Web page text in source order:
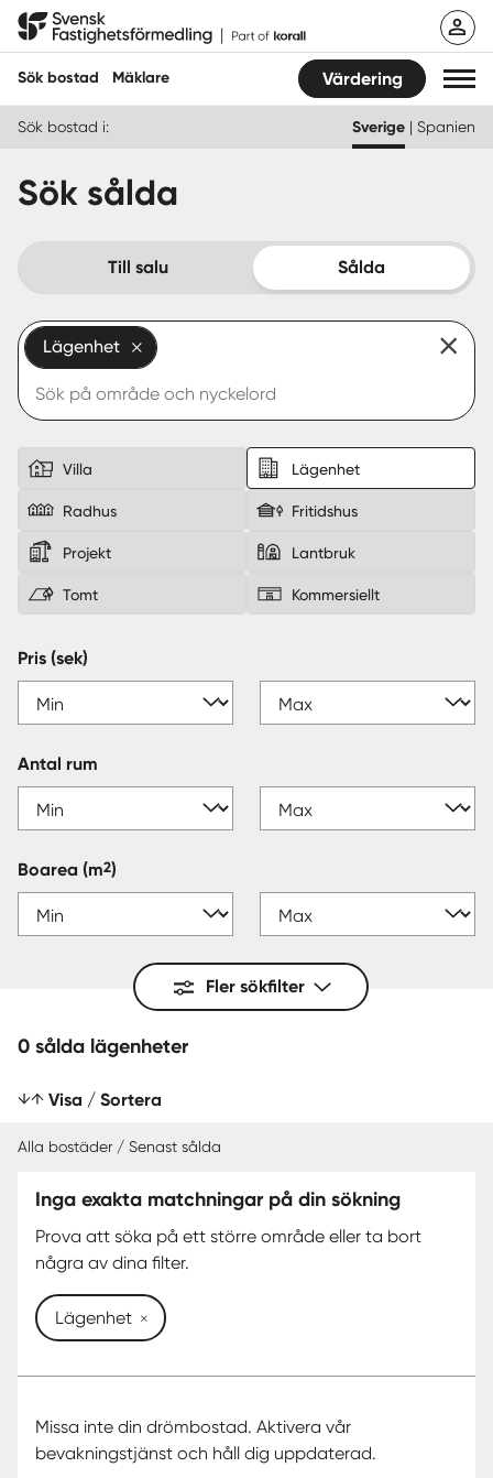
Hoppa
Svensk Fastighetsförmedling
Sök bostad Mäklare Värdering
Hitta mäklare
Köpa
Guider
Start
Logga in
Sverige|Spanien
Sök bostad i: Sverige | Spanien
Sök sålda
Till salu Sålda
Lägenhet
Villa Lägenhet
Radhus Fritidshus
Projekt Lantbruk
Tomt Kommersiellt
Pris (sek)
Antal rum
Boarea (m2)
Fler sökfilter
0 sålda lägenheter
Visa / Sortera
SENAST SÅLDA
Alla bostäder / Senast sålda
Inga exakta matchningar på din sökning
Prova att söka på ett större område eller ta bort
några av dina filter.
Lägenhet
Missa inte din drömbostad. Aktivera vår
bevakningstjänst och håll dig uppdaterad.